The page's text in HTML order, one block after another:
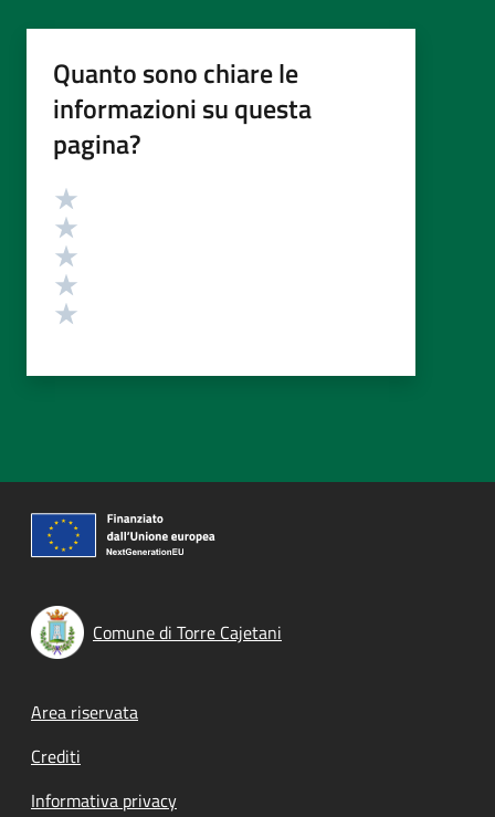
Quanto sono chiare le
informazioni su questa
pagina?
Valutazione
Comune di Torre Cajetani
Footer menu
Area riservata
Crediti
Informativa privacy